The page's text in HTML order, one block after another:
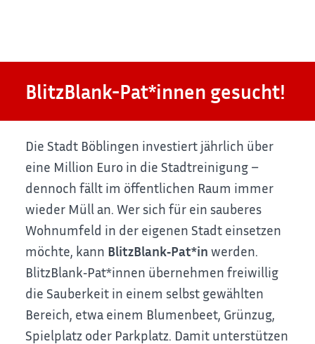
BlitzBlank-Pat*innen gesucht!
Die Stadt Böblingen investiert jährlich über
eine Million Euro in die Stadtreinigung –
dennoch fällt im öffentlichen Raum immer
wieder Müll an. Wer sich für ein sauberes
Wohnumfeld in der eigenen Stadt einsetzen
möchte, kann BlitzBlank‑Pat*in werden.
BlitzBlank‑Pat*innen übernehmen freiwillig
die Sauberkeit in einem selbst gewählten
Bereich, etwa einem Blumenbeet, Grünzug,
Spielplatz oder Parkplatz. Damit unterstützen